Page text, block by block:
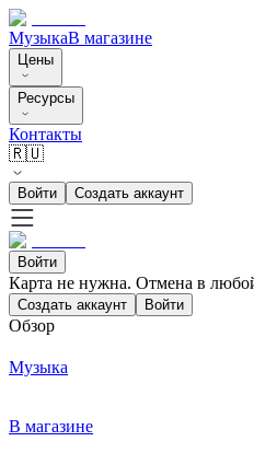
МузыкаВ магазине
Цены
Ресурсы
Контакты
🇷🇺
Войти Создать аккаунт
Войти
Карта не нужна. Отмена в
Создать аккаунт Войти
Обзор
Музыка
В магазине